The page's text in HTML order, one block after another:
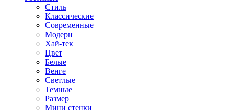
Стиль
Классические
Современные
Модерн
Хай-тек
Цвет
Белые
Венге
Светлые
Темные
Размер
Мини стенки